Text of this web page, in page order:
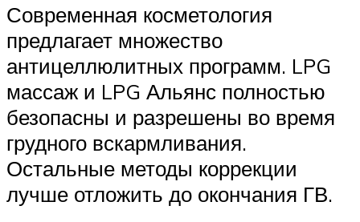
Современная косметология
предлагает множество
антицеллюлитных программ. LPG
массаж и LPG Альянс полностью
безопасны и разрешены во время
грудного вскармливания.
Остальные методы коррекции
лучше отложить до окончания ГВ.